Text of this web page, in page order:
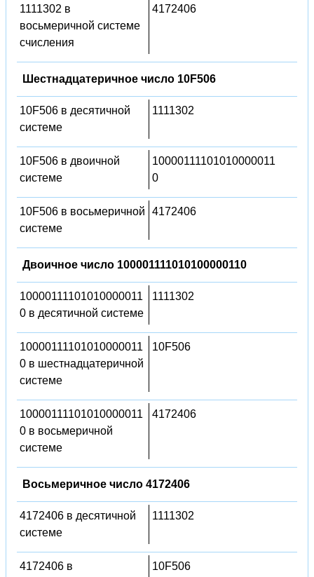
1111302 в
восьмеричной системе
счисления
4172406
Шестнадцатеричное число 10F506
10F506 в десятичной
системе
1111302
10F506 в двоичной
системе
10000111101010000011
0
10F506 в восьмеричной
системе
4172406
Двоичное число 100001111010100000110
10000111101010000011
0 в десятичной системе
1111302
10000111101010000011
0 в шестнадцатеричной
системе
10F506
10000111101010000011
0 в восьмеричной
системе
4172406
Восьмеричное число 4172406
4172406 в десятичной
системе
1111302
4172406 в
10F506